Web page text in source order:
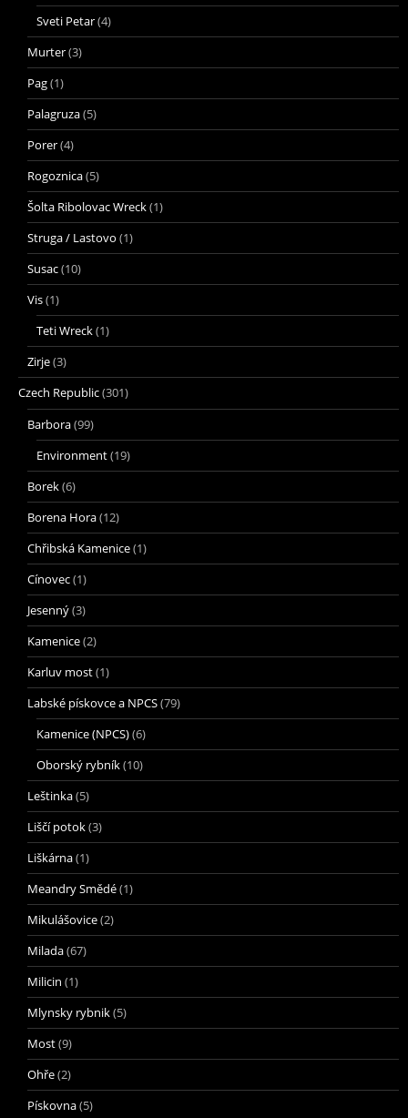
Sveti Petar(4)
Murter(3)
Pag(1)
Palagruza(5)
Porer(4)
Rogoznica(5)
Šolta Ribolovac Wreck(1)
Struga / Lastovo (1)
Susac(10)
Vis(1)
Teti Wreck(1)
Zirje(3)
Czech Republic(301)
Barbora(99)
Environment(19)
Borek(6)
Borena Hora(12)
Chřibská Kamenice(1)
Cínovec(1)
Jesenný(3)
Kamenice(2)
Karluv most(1)
Labské pískovce a NPCS(79)
Kamenice (NPCS)(6)
Oborský rybník(10)
Leštinka(5)
Liščí potok(3)
Liškárna(1)
Meandry Smědé(1)
Mikulášovice(2)
Milada(67)
Milicin (1)
Mlynsky rybnik(5)
Most(9)
Ohře(2)
Pískovna(5)